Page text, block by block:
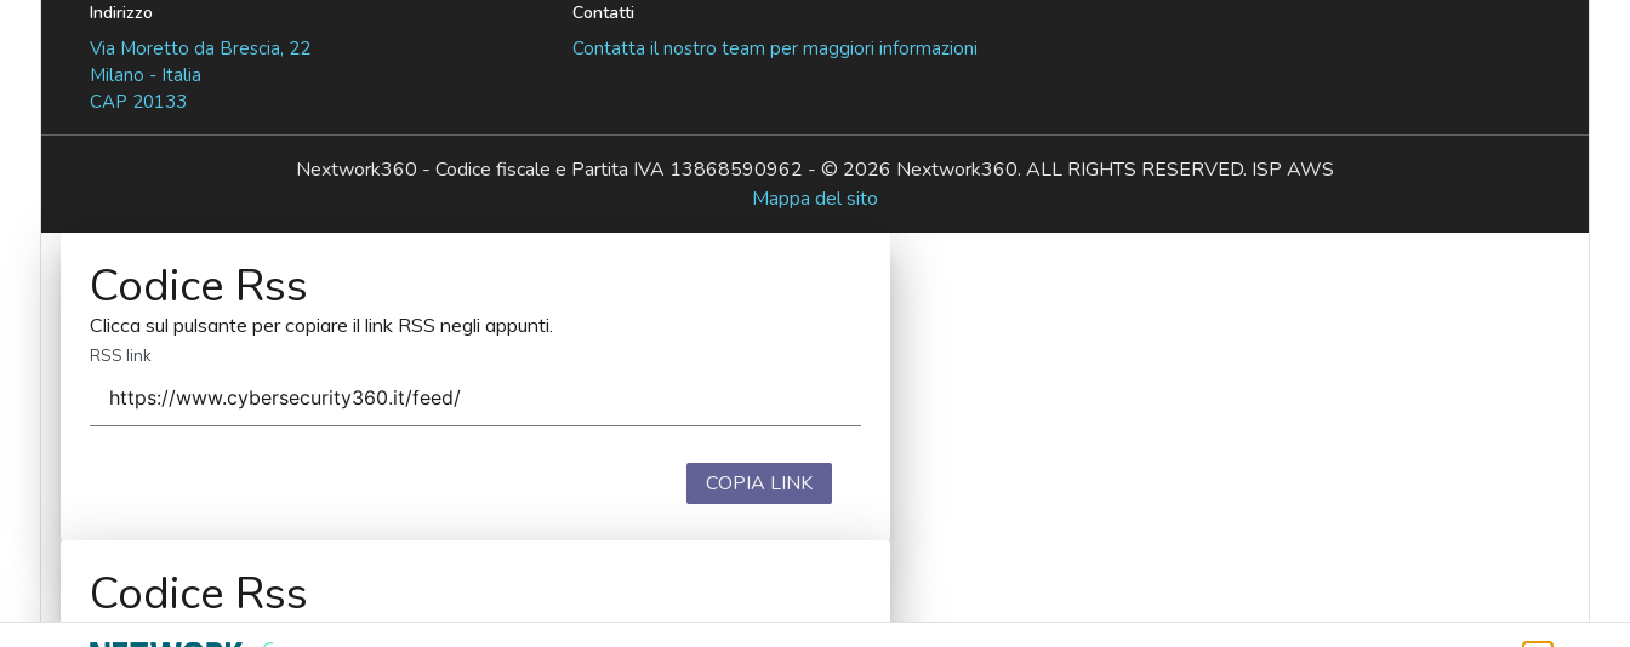
Indirizzo
Via Moretto da Brescia, 22
Milano - Italia
CAP 20133
Contatti
Contatta il nostro team per maggiori informazioni
Nextwork360 - Codice fiscale e Partita IVA 13868590962 - © 2026 Nextwork360. ALL RIGHTS RESERVED. ISP AWS
Mappa del sito
Codice Rss
Clicca sul pulsante per copiare il link RSS negli appunti.
RSS link
COPIA LINK
Codice Rss